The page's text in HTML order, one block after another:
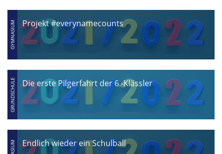
Projekt #everynamecounts
Die erste Pilgerfahrt der 6.-Klässler
Endlich wieder ein Schulball